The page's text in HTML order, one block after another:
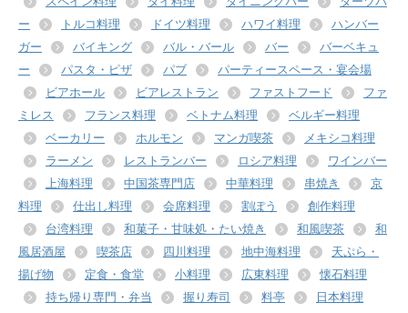
ー
トルコ料理 ドイツ料理 ハワイ料理
ハンバー
ガー
バイキング バル・バール バー
バーベキュ
ー
パスタ・ピザ パブ
パーティースペース・宴会場
ビアホール
ビアレストラン ファストフード
ファ
ミレス
フランス料理 ベトナム料理
ベルギー料理
ベーカリー
ホルモン マンガ喫茶
メキシコ料理
ラーメン
レストランバー ロシア料理
ワインバー
上海料理
中国茶専門店 中華料理 串焼き
京
料理
仕出し料理 会席料理 割ぽう
創作料理
台湾料理
和菓子・甘味処・たい焼き 和風喫茶
和
風居酒屋
喫茶店 四川料理 地中海料理
天ぷら・
揚げ物
定食・食堂 小料理 広東料理
懐石料理
持ち帰り専門・弁当
握り寿司 料亭
日本料理